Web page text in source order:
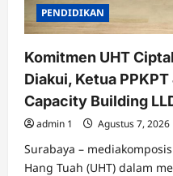
PENDIDIKAN
Komitmen UHT
Diakui, Ketua
Capacity Building
admin 1 Agustus 7, 2026
Surabaya –
Hang Tuah (UHT) dalam